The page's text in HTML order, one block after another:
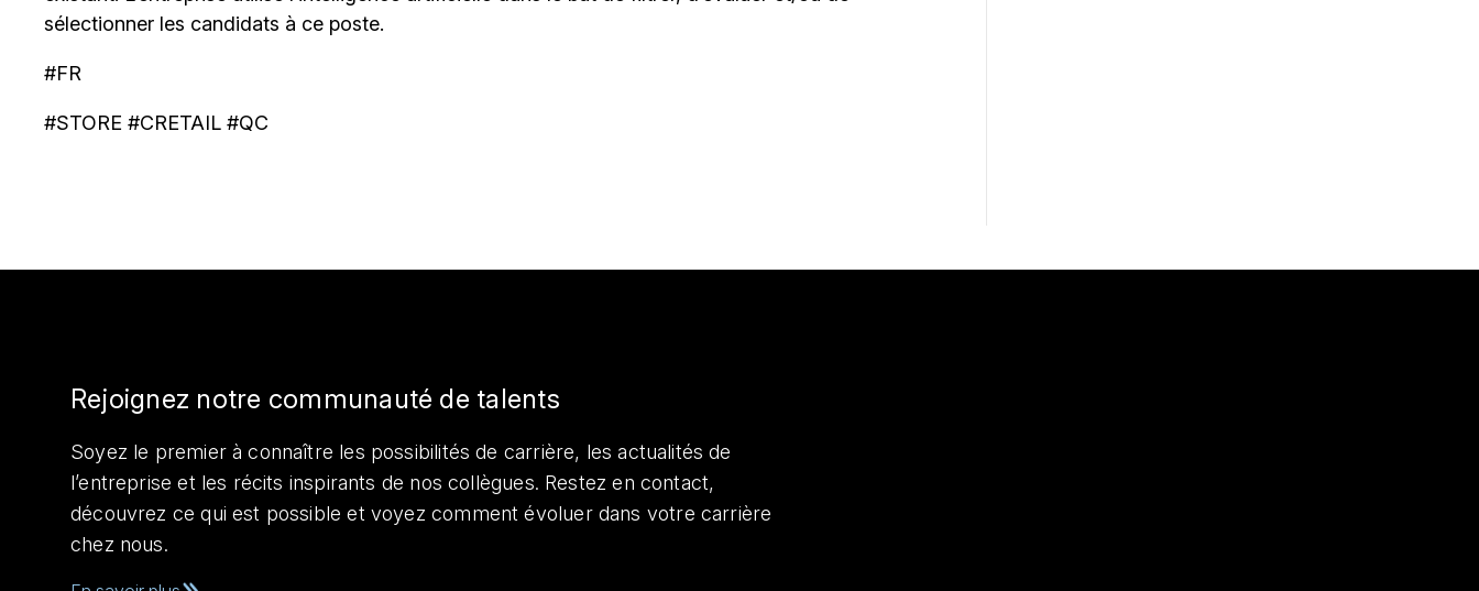
sélectionner les candidats à ce poste.
#FR
#STORE #CRETAIL #QC
Rejoignez notre communauté de talents
Soyez le premier à connaître les possibilités de carrière, les actualités de
l’entreprise et les récits inspirants de nos collègues. Restez en contact,
découvrez ce qui est possible et voyez comment évoluer dans votre carrière
chez nous.